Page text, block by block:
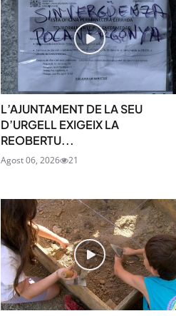
L’AJUNTAMENT DE LA SEU
D’URGELL EXIGEIX LA
REOBERTU...
Agost 06, 2026 21